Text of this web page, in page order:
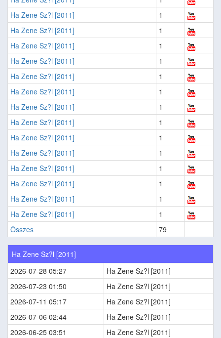
Ha Zene Sz?l [2011]
1
Ha Zene Sz?l [2011]
1
Ha Zene Sz?l [2011]
1
Ha Zene Sz?l [2011]
1
Ha Zene Sz?l [2011]
1
Ha Zene Sz?l [2011]
1
Ha Zene Sz?l [2011]
1
Ha Zene Sz?l [2011]
1
Ha Zene Sz?l [2011]
1
Ha Zene Sz?l [2011]
1
Ha Zene Sz?l [2011]
1
Ha Zene Sz?l [2011]
1
Ha Zene Sz?l [2011]
1
Ha Zene Sz?l [2011]
1
Összes
79
Ha Zene Sz?l [2011]
2026-07-28 05:27
Ha Zene Sz?l [2011]
2026-07-23 01:50
Ha Zene Sz?l [2011]
2026-07-11 05:17
Ha Zene Sz?l [2011]
2026-07-06 02:44
Ha Zene Sz?l [2011]
2026-06-25 03:51
Ha Zene Sz?l [2011]